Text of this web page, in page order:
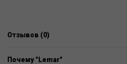
Отзывов (0)
Почему "Lemar"